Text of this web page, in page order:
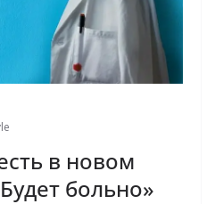
в новом
больно»